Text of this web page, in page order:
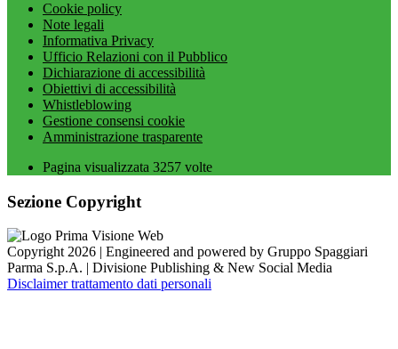
Cookie policy
Note legali
Informativa Privacy
Ufficio Relazioni con il Pubblico
Dichiarazione di accessibilità
Obiettivi di accessibilità
Whistleblowing
Gestione consensi cookie
Amministrazione trasparente
Pagina visualizzata 3257 volte
Sezione Copyright
Copyright 2026 | Engineered and powered by Gruppo Spaggiari
Parma S.p.A. | Divisione Publishing & New Social Media
Disclaimer trattamento dati personali